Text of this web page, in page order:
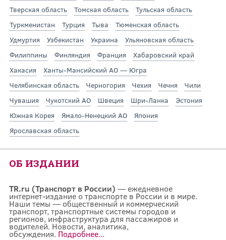
Тверская область
Томская область
Тульская область
Туркменистан
Турция Тыва
Тюменская область
Удмуртия
Узбекистан Украина
Ульяновская область
Филиппины
Финляндия Франция
Хабаровский край
Хакасия
Ханты-Мансийский АО — Югра
Челябинская область
Черногория Чехия Чечня
Чили
Чувашия
Чукотский АО Швеция Шри-Ланка
Эстония
Южная Корея
Ямало-Ненецкий АО
Япония
Ярославская область
ОБ ИЗДАНИИ
TR.ru (Транспорт в России) — ежедневное
интернет-издание о транспорте в России и в мире.
Наши темы — общественный и коммерческий
транспорт, транспортные системы городов и
регионов, инфраструктура для пассажиров и
водителей. Новости, аналитика,
обсуждения. Подробнее...